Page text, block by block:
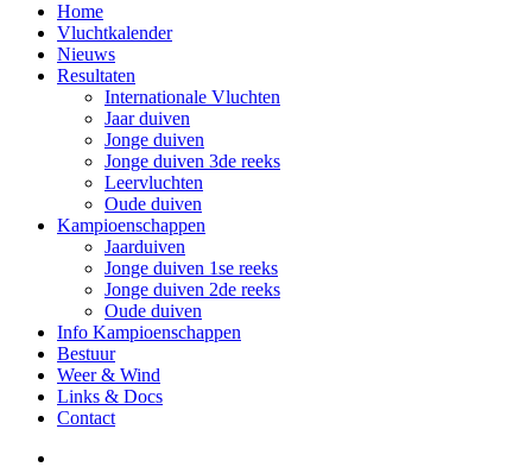
Home
Vluchtkalender
Nieuws
Resultaten
Internationale Vluchten
Jaar duiven
Jonge duiven
Jonge duiven 3de reeks
Leervluchten
Oude duiven
Kampioenschappen
Jaarduiven
Jonge duiven 1se reeks
Jonge duiven 2de reeks
Oude duiven
Info Kampioenschappen
Bestuur
Weer & Wind
Links & Docs
Contact